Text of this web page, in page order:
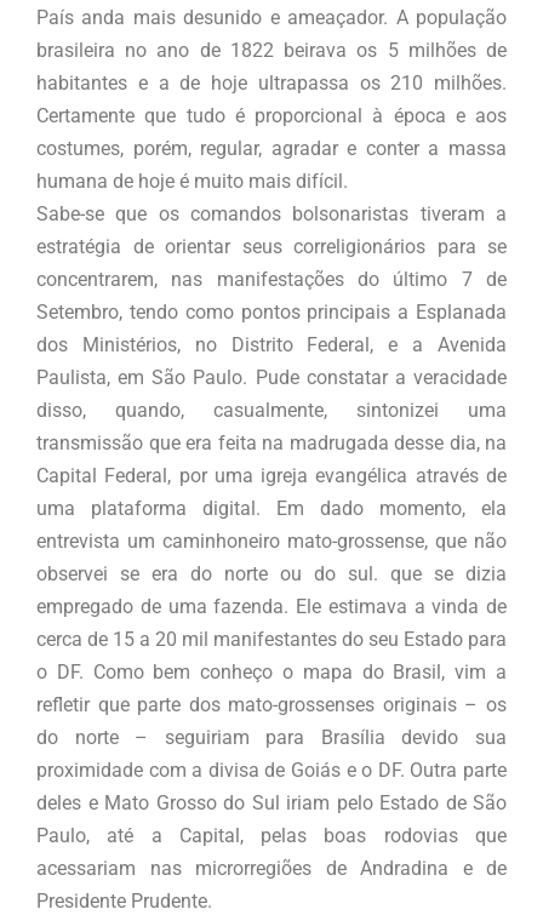
País anda mais desunido e ameaçador. A população
brasileira no ano de 1822 beirava os 5 milhões de
habitantes e a de hoje ultrapassa os 210 milhões.
Certamente que tudo é proporcional à época e aos
costumes, porém, regular, agradar e conter a massa
humana de hoje é muito mais difícil.
Sabe-se que os comandos bolsonaristas tiveram a
estratégia de orientar seus correligionários para se
concentrarem, nas manifestações do último 7 de
Setembro, tendo como pontos principais a Esplanada
dos Ministérios, no Distrito Federal, e a Avenida
Paulista, em São Paulo. Pude constatar a veracidade
disso, quando, casualmente, sintonizei uma
transmissão que era feita na madrugada desse dia, na
Capital Federal, por uma igreja evangélica através de
uma plataforma digital. Em dado momento, ela
entrevista um caminhoneiro mato-grossense, que não
observei se era do norte ou do sul. que se dizia
empregado de uma fazenda. Ele estimava a vinda de
cerca de 15 a 20 mil manifestantes do seu Estado para
o DF. Como bem conheço o mapa do Brasil, vim a
refletir que parte dos mato-grossenses originais – os
do norte – seguiriam para Brasília devido sua
proximidade com a divisa de Goiás e o DF. Outra parte
deles e Mato Grosso do Sul iriam pelo Estado de São
Paulo, até a Capital, pelas boas rodovias que
acessariam nas microrregiões de Andradina e de
Presidente Prudente.